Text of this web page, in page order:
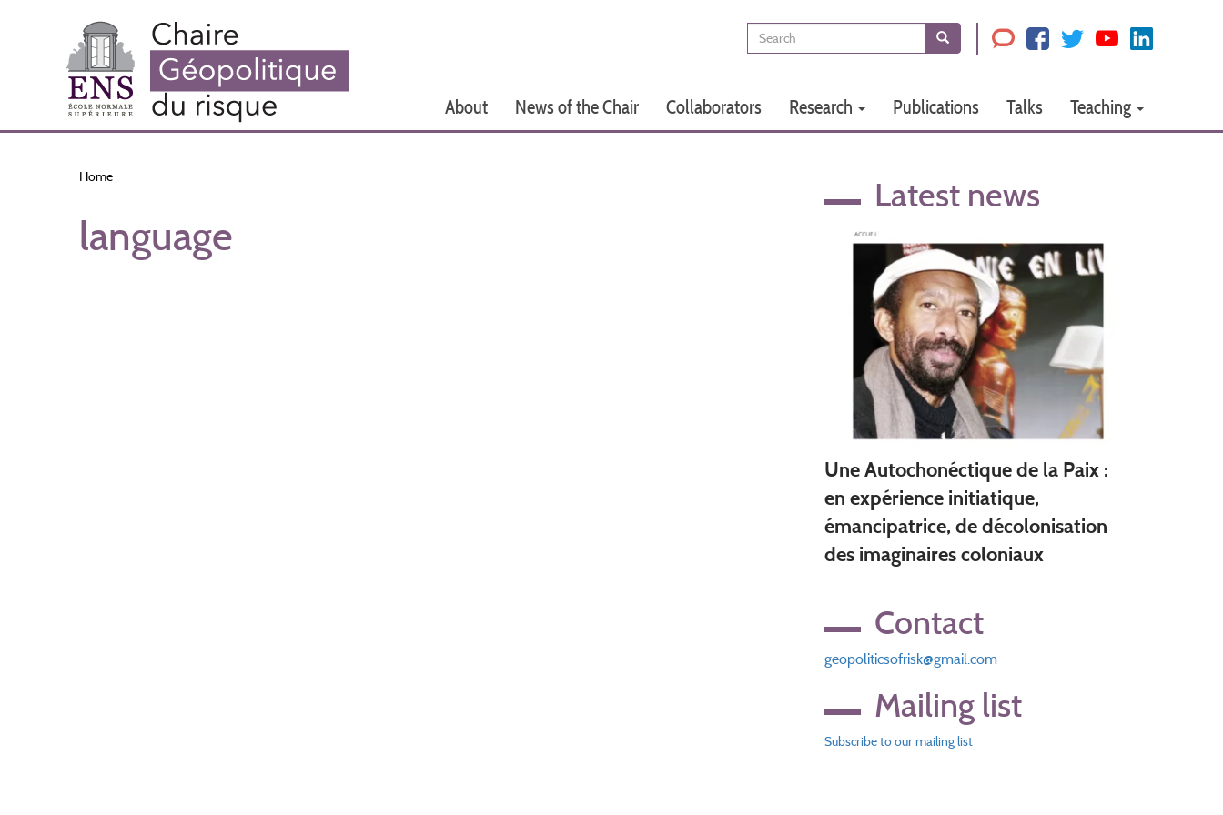
Main
navigation
About News of the Chair Collaborators Research Publications Talks Teaching
Search Search
Home
language
Latest news
Une Autochonéctique de la Paix :
en expérience initiatique,
émancipatrice, de décolonisation
des imaginaires coloniaux
Contact
geopoliticsofrisk@gmail.com
Mailing list
Subscribe to our mailing list